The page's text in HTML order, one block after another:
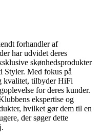
forhandler af
har udvidet deres
skønhedsprodukter
Med fokus på
kvalitet, tilbyder HiFi
for deres kunder.
ekspertise og
hvilket gør dem til en
der søger dette